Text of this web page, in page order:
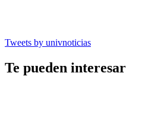
Tweets by univnoticias
Te pueden interesar